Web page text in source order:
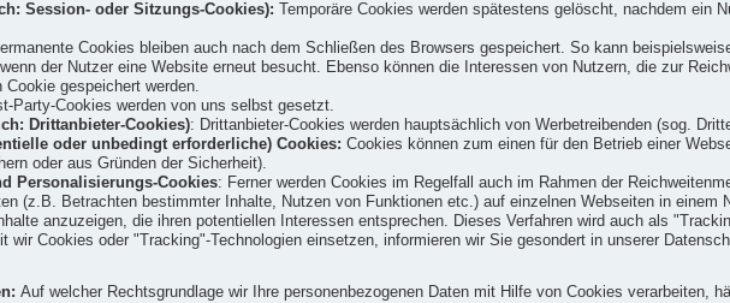
Session- oder Sitzungs-Cookies): Temporäre Cookies werden spätestens gelöscht, nachdem ein
Cookies bleiben auch nach dem Schließen des Browsers gespeichert. So kann
der Nutzer eine Website erneut besucht. Ebenso können die Interessen von Nutzern, die zur
gespeichert werden.
Party-Cookies werden von uns selbst gesetzt.
Drittanbieter-Cookies): Drittanbieter-Cookies werden hauptsächlich von Werbetreibenden (sog.
oder unbedingt erforderliche) Cookies: Cookies können zum einen für den Betrieb einer
oder aus Gründen der Sicherheit).
Personalisierungs-Cookies: Ferner werden Cookies im Regelfall auch im Rahmen der
(z.B. Betrachten bestimmter Inhalte, Nutzen von Funktionen etc.) auf einzelnen Webseiten in einem
anzuzeigen, die ihren potentiellen Interessen entsprechen. Dieses Verfahren wird auch als
wir Cookies oder "Tracking"-Technologien einsetzen, informieren wir Sie gesondert in unserer
Auf welcher Rechtsgrundlage wir Ihre personenbezogenen Daten mit Hilfe von Cookies verarbeiten,